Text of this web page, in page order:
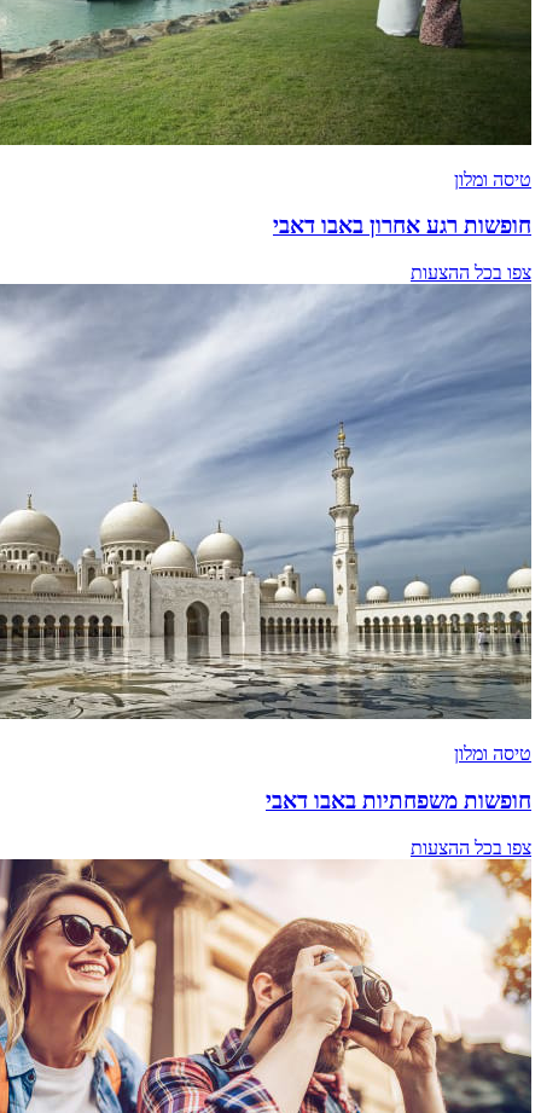
טיסה ומלון
חופשות רגע אחרון באבו דאבי
צפו בכל ההצעות
טיסה ומלון
חופשות משפחתיות באבו דאבי
צפו בכל ההצעות